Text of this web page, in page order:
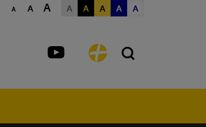
A A A A A A A A